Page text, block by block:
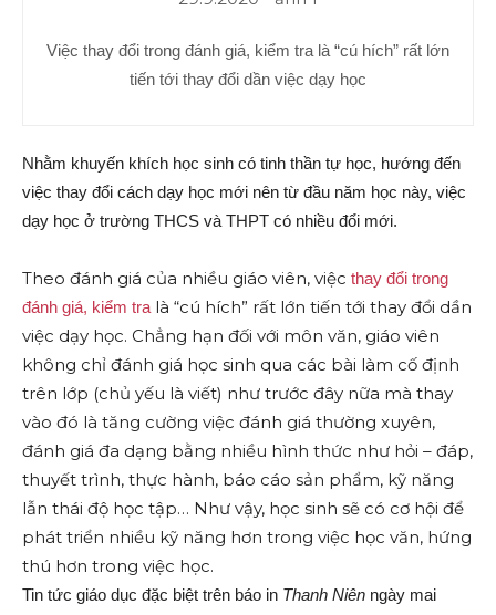
Việc thay đổi trong đánh giá, kiểm tra là “cú hích” rất lớn
tiến tới thay đổi dần việc dạy học
Nhằm khuyến khích học sinh có tinh thần tự học, hướng đến
việc thay đổi cách dạy học mới nên từ đầu năm học này, việc
dạy học ở trường THCS và THPT có nhiều đổi mới.
Theo đánh giá của nhiều giáo viên, việc thay đổi trong
đánh giá, kiểm tralà “cú hích” rất lớn tiến tới thay đổi dần
việc dạy học. Chẳng hạn đối với môn văn, giáo viên
không chỉ đánh giá học sinh qua các bài làm cố định
trên lớp (chủ yếu là viết) như trước đây nữa mà thay
vào đó là tăng cường việc đánh giá thường xuyên,
đánh giá đa dạng bằng nhiều hình thức như hỏi – đáp,
thuyết trình, thực hành, báo cáo sản phẩm, kỹ năng
lẫn thái độ học tập… Như vậy, học sinh sẽ có cơ hội để
phát triển nhiều kỹ năng hơn trong việc học văn, hứng
thú hơn trong việc học.
Tin tức giáo dục đặc biệt trên báo in Thanh Niên ngày mai